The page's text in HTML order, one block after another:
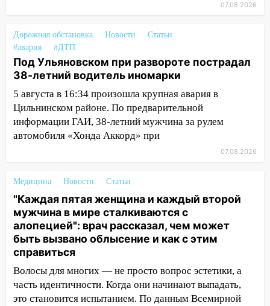
07:20
Жара возвращается: ожидается
знойный и сухой четверг
06:00 Под Ульяновском при развороте
пострадал 38-летний водитель
иномарки
05:00 «Каждая пятая женщина и каждый
второй мужчина в мире сталкиваются с
алопецией»: врач рассказал, чем может
справиться
03:30 Гороскоп на 7 августа: пятница
принесет прилив творческой энергии и
отличные шансы исправить старые
ошибки
23:20 Прогноз погоды на 7 августа в
Ульяновской области
07.08.2026
Дорожная обстановка Новости
Статьи
#авария
#ДТП
Под Ульяновском при развороте пострадал
38-летний водитель иномарки
5 августа в 16:34 произошла крупная авария в
Цильнинском районе. По предварительной
информации ГАИ, 38-летний мужчина за рулем
автомобиля «Хонда Аккорд» при
07.08.2026
Медицина Новости Статьи
"Каждая пятая женщина и каждый второй
мужчина в мире сталкиваются с
алопецией": врач рассказал, чем может
быть вызвано облысение и как с этим
справиться
Волосы для многих — не просто вопрос эстетики, а
часть идентичности. Когда они начинают выпадать,
это становится испытанием. По данным Всемирной